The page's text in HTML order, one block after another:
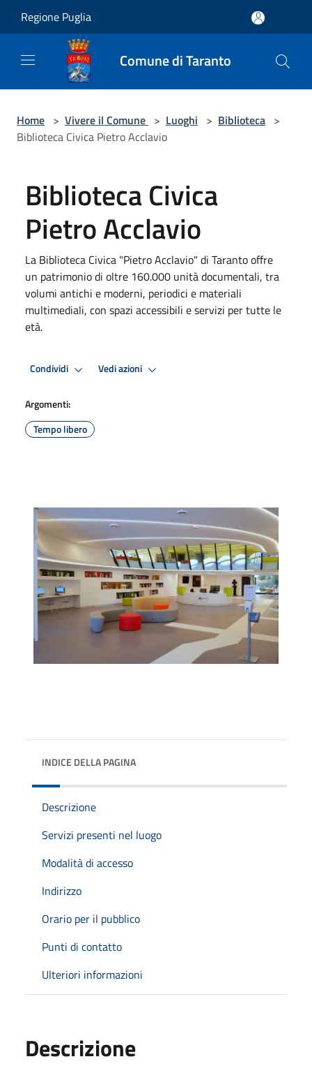
Regione Puglia
Comune di Taranto
Home > Vivere il Comune > Luoghi > Biblioteca >
Biblioteca Civica Pietro Acclavio
Biblioteca Civica
Pietro Acclavio
La Biblioteca Civica "Pietro Acclavio" di Taranto offre
un patrimonio di oltre 160.000 unità documentali, tra
volumi antichi e moderni, periodici e materiali
multimediali, con spazi accessibili e servizi per tutte le
età.
Condividi Vedi azioni
Argomenti:
Tempo libero
INDICE DELLA PAGINA
Descrizione
Servizi presenti nel luogo
Modalità di accesso
Indirizzo
Orario per il pubblico
Punti di contatto
Ulteriori informazioni
Descrizione